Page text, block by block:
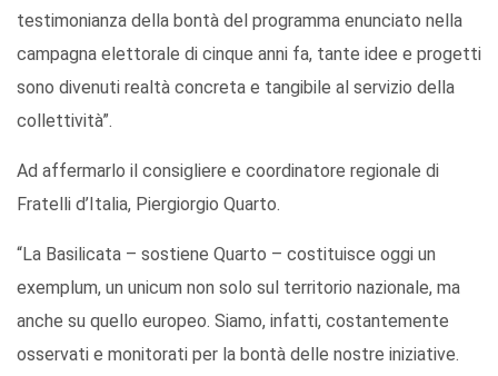
testimonianza della bontà del programma enunciato nella
campagna elettorale di cinque anni fa, tante idee e progetti
sono divenuti realtà concreta e tangibile al servizio della
collettività”.
Ad affermarlo il consigliere e coordinatore regionale di
Fratelli d’Italia, Piergiorgio Quarto.
“La Basilicata – sostiene Quarto – costituisce oggi un
exemplum, un unicum non solo sul territorio nazionale, ma
anche su quello europeo. Siamo, infatti, costantemente
osservati e monitorati per la bontà delle nostre iniziative.